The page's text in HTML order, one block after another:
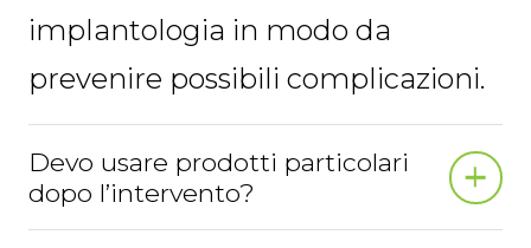
implantologia in modo da
prevenire possibili complicazioni.
Devo usare prodotti particolari
dopo l’intervento?